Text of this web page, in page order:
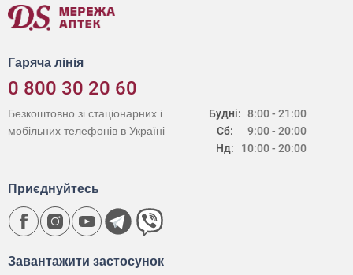
Гаряча лінія
0 800 30 20 60
Будні:
Сб:
Нд:
8:00 - 21:00
9:00 - 20:00
10:00 - 20:00
Безкоштовно зі стаціонарних і
мобільних телефонів в Україні
Завантажити застосунок
Приєднуйтесь